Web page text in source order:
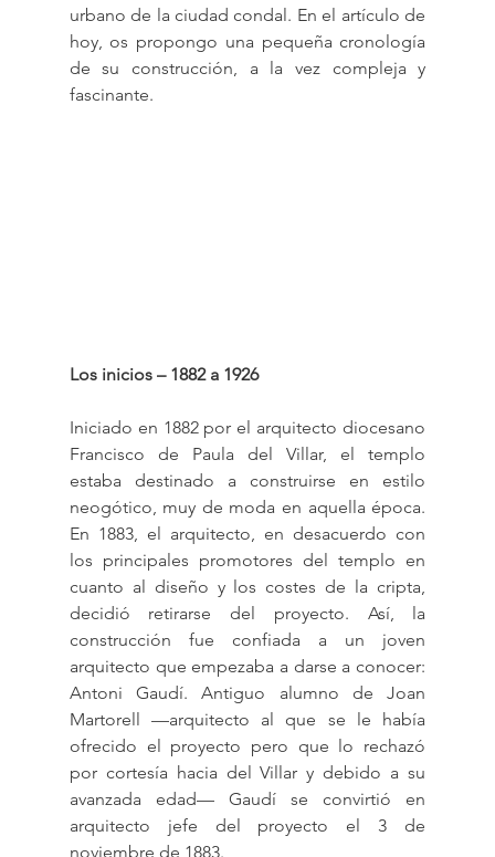
urbano de la ciudad condal. En el artículo de
hoy, os propongo una pequeña cronología
de su construcción, a la vez compleja y
fascinante.
Los inicios – 1882 a 1926
Iniciado en 1882 por el arquitecto diocesano
Francisco de Paula del Villar, el templo
estaba destinado a construirse en estilo
neogótico, muy de moda en aquella época.
En 1883, el arquitecto, en desacuerdo con
los principales promotores del templo en
cuanto al diseño y los costes de la cripta,
decidió retirarse del proyecto. Así, la
construcción fue confiada a un joven
arquitecto que empezaba a darse a conocer:
Antoni Gaudí. Antiguo alumno de Joan
Martorell —arquitecto al que se le había
ofrecido el proyecto pero que lo rechazó
por cortesía hacia del Villar y debido a su
avanzada edad— Gaudí se convirtió en
arquitecto jefe del proyecto el 3 de
noviembre de 1883.